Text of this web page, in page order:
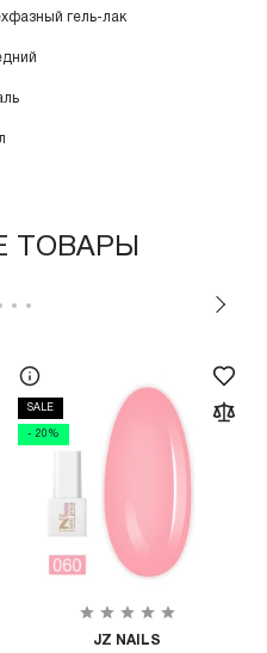
гель-лак
ТОВАРЫ
SALE
- 20%
JZ NAILS